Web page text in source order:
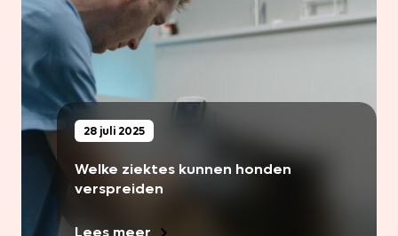
28 juli 2025
Welke ziektes kunnen honden
verspreiden